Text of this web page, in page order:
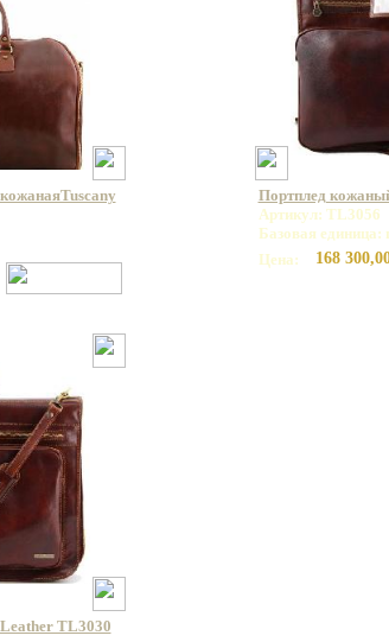
Портплед
Артикул: TL3056
Базовая единица:
Цена:
168
TL3030